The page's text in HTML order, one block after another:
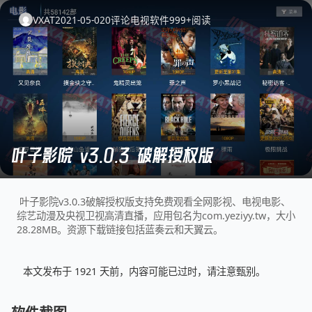
VXAT2021-05-020评论电视软件999+阅读
叶子影院 v3.0.3 破解授权版
叶子影院v3.0.3破解授权版支持免费观看全网影视、电视电影、
综艺动漫及央视卫视高清直播，应用包名为com.yeziyy.tw，大小
28.28MB。资源下载链接包括蓝奏云和天翼云。
本文发布于 1921 天前，内容可能已过时，请注意甄别。